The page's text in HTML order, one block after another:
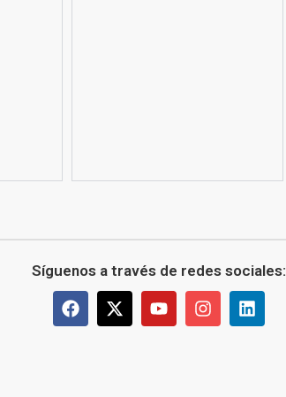
Síguenos a través de redes sociales: